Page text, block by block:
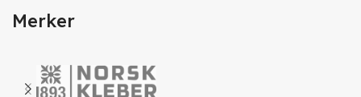
Merker